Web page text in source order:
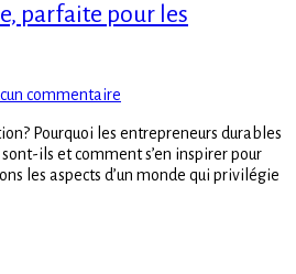
parfaite pour les
commentaire
durable,
parfaite
pour
Pourquoi les entrepreneurs durables
ils et comment s’en inspirer pour
les aspects d’un monde qui privilégie